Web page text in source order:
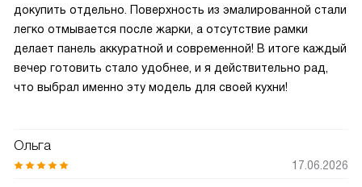
докупить отдельно. Поверхность из эмалированной стали
легко отмывается после жарки, а отсутствие рамки
делает панель аккуратной и современной! В итоге каждый
вечер готовить стало удобнее, и я действительно рад,
что выбрал именно эту модель для своей кухни!
Ольга
17.06.2026